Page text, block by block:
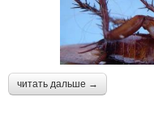
читать дальше →